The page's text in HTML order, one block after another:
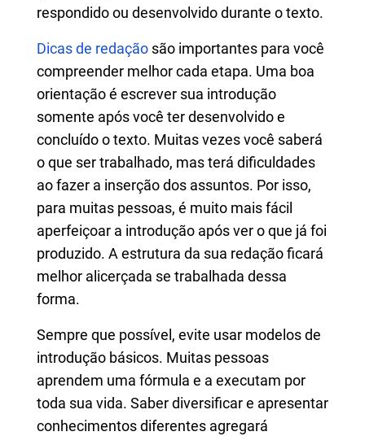
respondido ou desenvolvido durante o texto.
Dicas de redação são importantes para você
compreender melhor cada etapa. Uma boa
orientação é escrever sua introdução
somente após você ter desenvolvido e
concluído o texto. Muitas vezes você saberá
o que ser trabalhado, mas terá dificuldades
ao fazer a inserção dos assuntos. Por isso,
para muitas pessoas, é muito mais fácil
aperfeiçoar a introdução após ver o que já foi
produzido. A estrutura da sua redação ficará
melhor alicerçada se trabalhada dessa
forma.
Sempre que possível, evite usar modelos de
introdução básicos. Muitas pessoas
aprendem uma fórmula e a executam por
toda sua vida. Saber diversificar e apresentar
conhecimentos diferentes agregará